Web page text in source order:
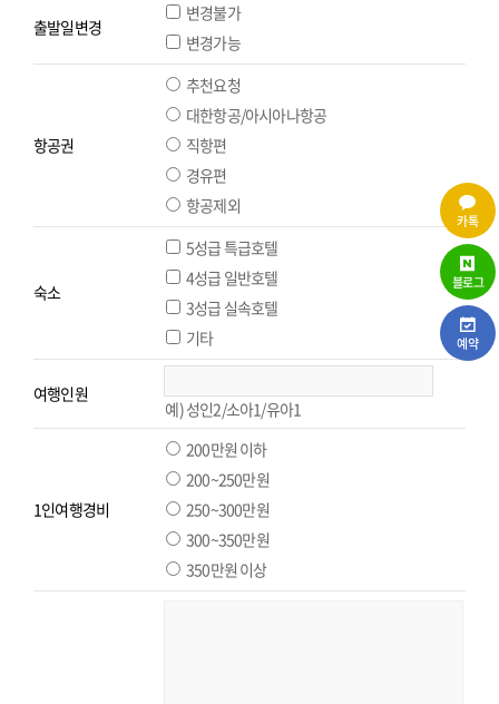
출발일변경
변경불가
변경가능
항공권
추천요청
대한항공/아시아나항공
직항편
경유편
항공제외
숙소
5성급 특급호텔
4성급 일반호텔
3성급 실속호텔
기타
여행인원
예) 성인2/소아1/유아1
1인여행경비
200만원 이하
200~250만원
250~300만원
300~350만원
350만원 이상
카톡
블로그
예약